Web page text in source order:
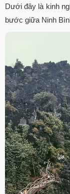
Dưới đây là kinh
bước giữa Ninh